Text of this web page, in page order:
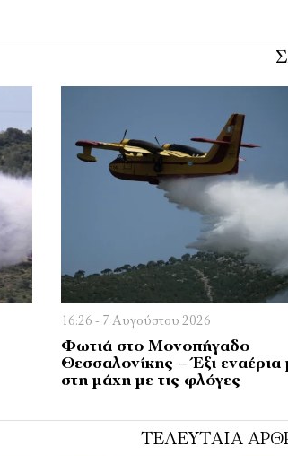
16:26 - 7 Αυγούστου 2026
Φωτιά στο Μονοπήγαδο
Θεσσαλονίκης – Έξι εναέρια
στη μάχη με τις φλόγες
ΤΕΛΕΥΤΑΊΑ